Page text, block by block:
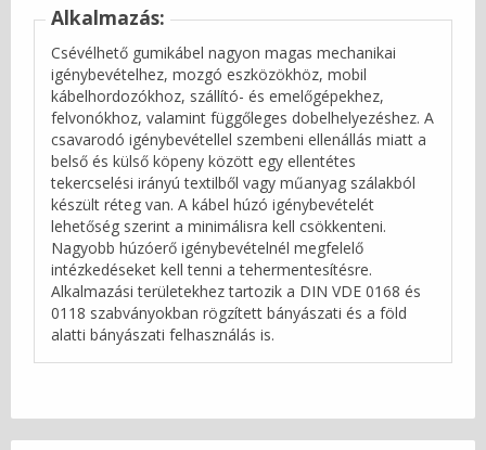
Alkalmazás:
Csévélhető gumikábel nagyon magas mechanikai
igénybevételhez, mozgó eszközökhöz, mobil
kábelhordozókhoz, szállító- és emelőgépekhez,
felvonókhoz, valamint függőleges dobelhelyezéshez. A
csavarodó igénybevétellel szembeni ellenállás miatt a
belső és külső köpeny között egy ellentétes
tekercselési irányú textilből vagy műanyag szálakból
készült réteg van. A kábel húzó igénybevételét
lehetőség szerint a minimálisra kell csökkenteni.
Nagyobb húzóerő igénybevételnél megfelelő
intézkedéseket kell tenni a tehermentesítésre.
Alkalmazási területekhez tartozik a DIN VDE 0168 és
0118 szabványokban rögzített bányászati és a föld
alatti bányászati felhasználás is.